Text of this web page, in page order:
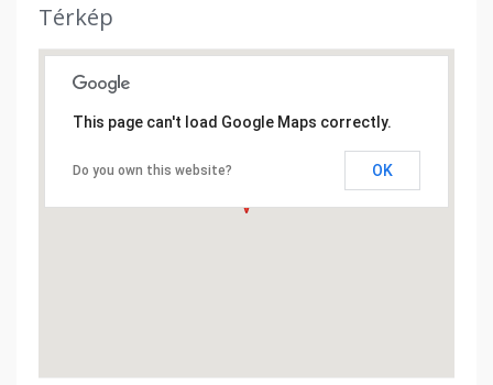
Térkép
This page can't load Google Maps correctly.
Do you own this website? OK